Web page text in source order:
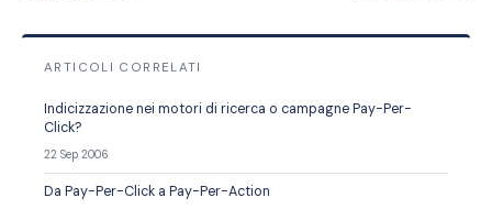
ARTICOLI CORRELATI
Indicizzazione nei motori di ricerca o campagne Pay-Per-
Click?
22 Sep 2006
Da Pay-Per-Click a Pay-Per-Action